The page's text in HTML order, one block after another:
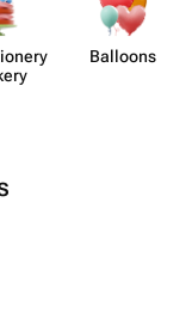
Balloons